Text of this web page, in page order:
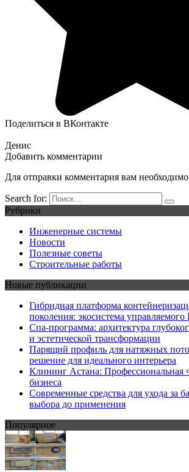
Поделиться в ВКонтакте
Денис
Добавить комментарии
Для отправки комментария вам необходимо
Search for:
Рубрики
Инженерные системы
Новости
Полезные советы
Строительные работы
Новые публикации
Гибридная платформа
поколения: экосистема управляемого
Спа-программа: архитектура
и эстетической трансформации
Парящий профиль для натяжных
решение для идеального интерьера
Клининг Астана: Профессиональная
бизнеса
Современные средства для ухода за
выбора до применения
Популярное